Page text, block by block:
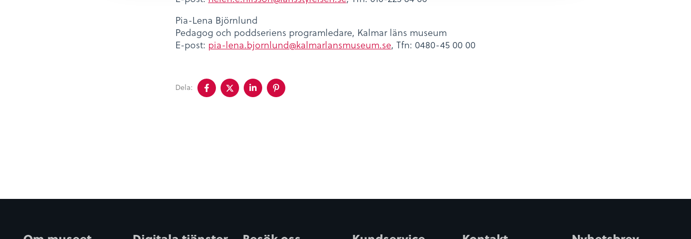
Pia-Lena Björnlund
Pedagog och poddseriens programledare, Kalmar läns museum
E-post: pia-lena.bjornlund@kalmarlansmuseum.se, Tfn: 0480-45 00 00
Dela:
Dela
på
Dela
på
Dela
på
Dela
på